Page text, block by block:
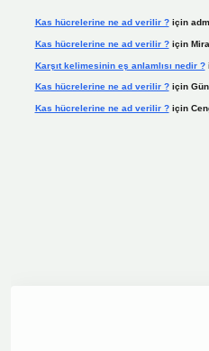
Kas hücrelerine ne ad verilir ?için
Kas hücrelerine ne ad verilir ?için
Karşıt kelimesinin eş anlamlısı nedir ?
Kas hücrelerine ne ad verilir ?için
Kas hücrelerine ne ad verilir ?için